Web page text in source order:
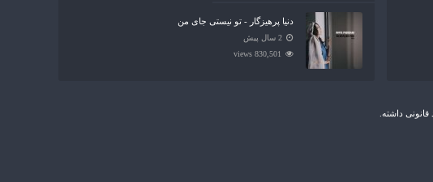
دنیا پرهیزگار - تو نیستی جای من
2 سال پیش
830,501 views
داشته.